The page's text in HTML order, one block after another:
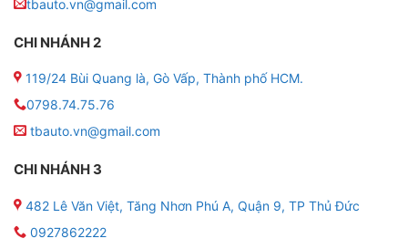
✤ Độ trần sao xe ô tô không có mùi khó chịu hay ảnh
hưởng gì đến sức khỏe của người ngồi trong xe.
✤ Màu sắc của trần sao cực kỳ đa dạng, đẹp mắt và
hiện đại.
tbauto.vn@gmail.com
CHI NHÁNH 2
119/24 Bùi Quang là, Gò Vấp, Thành phố HCM.
0798.74.75.76
tbauto.vn@gmail.com
CHI NHÁNH 3
482 Lê Văn Việt, Tăng Nhơn Phú A, Quận 9, TP Thủ Đức
0927862222